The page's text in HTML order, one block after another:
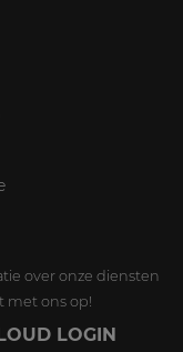
over onze diensten
met ons op!
LOGIN